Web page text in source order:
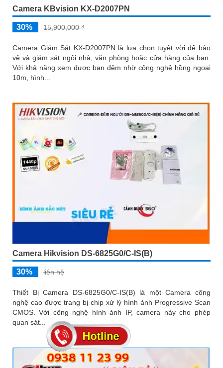
Camera KBvision KX-D2007PN
30% 15,900,000 ₫
Camera Giám Sát KX-D2007PN là lựa chọn tuyệt vời để bảo
vệ và giám sát ngôi nhà, văn phòng hoặc cửa hàng của bạn.
Với khả năng xem được ban đêm nhờ công nghệ hồng ngoại
10m, hình...
Camera Hikvision DS-6825G0/C-IS(B)
30% liên hệ
Thiết Bị Camera DS-6825G0/C-IS(B) là một Camera công
nghệ cao được trang bị chip xử lý hình ảnh Progressive Scan
CMOS. Với công nghệ hình ảnh IP, camera này cho phép
quan sát...